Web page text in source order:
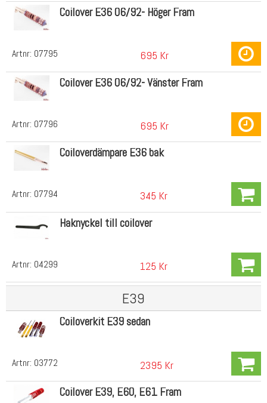
Artnr: 07795
Coilover E36 06/92- Höger Fram
695 Kr
Artnr: 07796
Coilover E36 06/92- Vänster Fram
695 Kr
Artnr: 07794
Coiloverdämpare E36 bak
345 Kr
Artnr: 04299
Haknyckel till coilover
125 Kr
E39
Artnr: 03772
Coiloverkit E39 sedan
2395 Kr
Coilover E39, E60, E61 Fram